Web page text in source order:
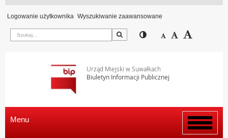
Logowanie użytkownika Wyszukiwanie zaawansowane
Szukaj Przełącz pomiędzy
Zmniejsz
Domyślny
Urząd Miejski w Suwałkach
Biuletyn Informacji Publicznej
Włącz
menu
Menu